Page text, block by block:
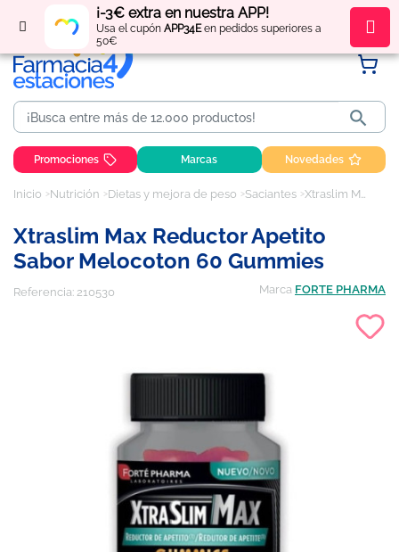
¡-3€ extra en nuestra APP!
Usa el cupón APP34Een pedidos superiores a
50€
Regístratey obténpuntos por tus compras

Promociones Marcas Novedades
Inicio Nutrición Dietas y mejora de peso Saciantes Xtraslim Max Reductor Apetito Sabor Melocoton 60 Gummies
Xtraslim Max Reductor Apetito
Sabor Melocoton 60 Gummies
Referencia: 210530 Marca FORTE PHARMA